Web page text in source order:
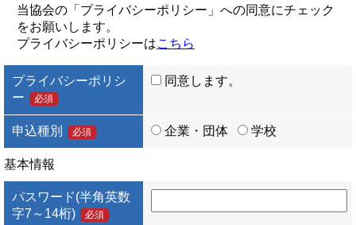
当協会の「プライバシーポリシー」への同意にチェック
をお願いします。
プライバシーポリシーはこちら
プライバシーポリシ
ー
必須
同意します。
申込種別 必須 企業・団体 学校
基本情報
パスワード(半角英数
字7～14桁)
必須